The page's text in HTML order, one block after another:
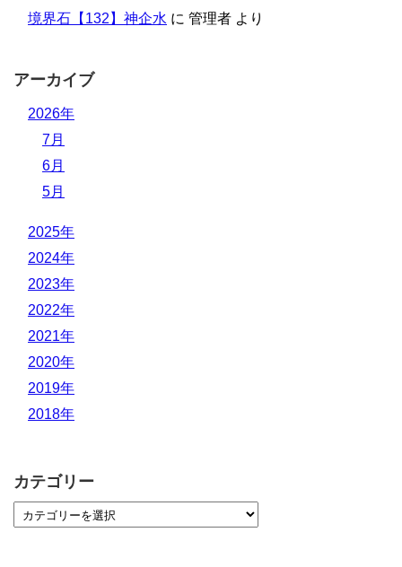
境界石【132】神企水 に 管理者 より
アーカイブ
2026年
7月
6月
5月
2025年
2024年
2023年
2022年
2021年
2020年
2019年
2018年
カテゴリー